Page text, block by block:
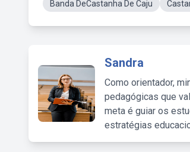
Banda DeCastanha De Caju
Sandra
Como orientador,
pedagógicas que
meta é guiar os
estratégias